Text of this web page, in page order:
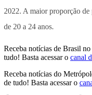
2022. A maior proporção de
de 20 a 24 anos.
Receba notícias de Brasil
tudo! Basta acessar o canal
Receba notícias do
de tudo! Basta acessar o